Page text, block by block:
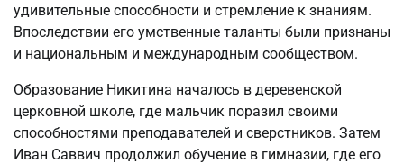
удивительные способности и стремление к знаниям.
Впоследствии его умственные таланты были признаны
и национальным и международным сообществом.
Образование Никитина началось в деревенской
церковной школе, где мальчик поразил своими
способностями преподавателей и сверстников. Затем
Иван Саввич продолжил обучение в гимназии, где его